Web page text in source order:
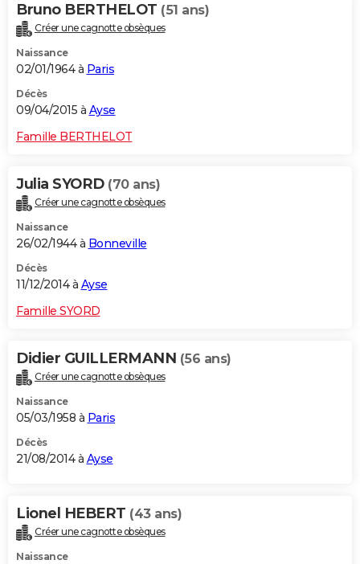
Bruno BERTHELOT (51 ans)
Créer une cagnotte obsèques
Naissance
02/01/1964 à Paris
Décès
09/04/2015 à Ayse
Famille BERTHELOT
Julia SYORD (70 ans)
Créer une cagnotte obsèques
Naissance
26/02/1944 à Bonneville
Décès
11/12/2014 à Ayse
Famille SYORD
Didier GUILLERMANN (56 ans)
Créer une cagnotte obsèques
Naissance
05/03/1958 à Paris
Décès
21/08/2014 à Ayse
Lionel HEBERT (43 ans)
Créer une cagnotte obsèques
Naissance